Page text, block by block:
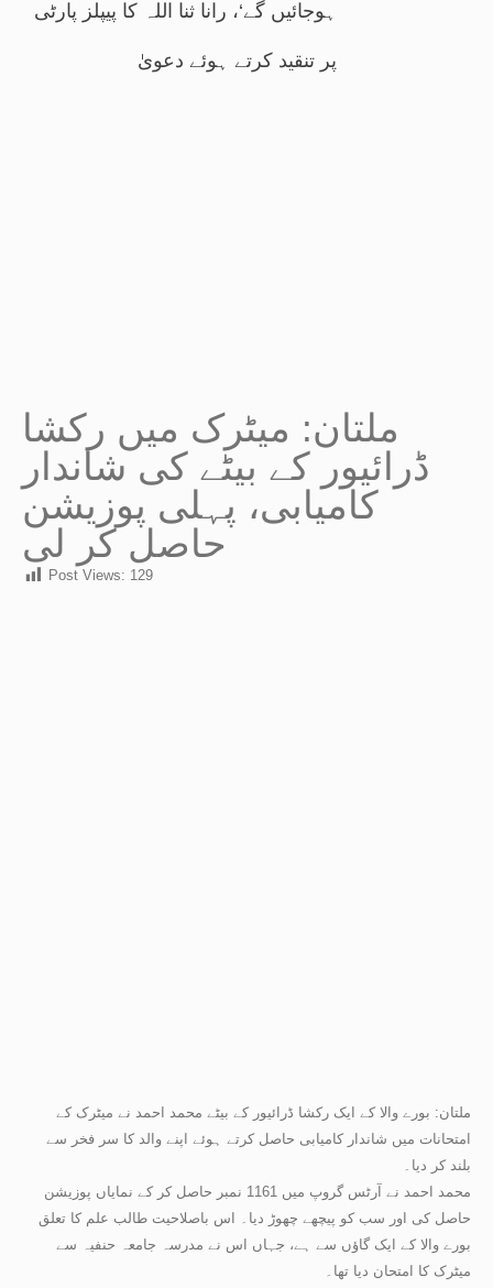
ہوجائیں گے‘، رانا ثنا اللہ کا پیپلز پارٹی
پر تنقید کرتے ہوئے دعویٰ
ملتان: میٹرک میں رکشا
ڈرائیور کے بیٹے کی شاندار
کامیابی، پہلی پوزیشن
حاصل کر لی
Post Views: 129
ملتان: بورے والا کے ایک رکشا ڈرائیور کے بیٹے محمد احمد نے میٹرک کے
امتحانات میں شاندار کامیابی حاصل کرتے ہوئے اپنے والد کا سر فخر سے
بلند کر دیا۔
محمد احمد نے آرٹس گروپ میں 1161 نمبر حاصل کر کے نمایاں پوزیشن
حاصل کی اور سب کو پیچھے چھوڑ دیا۔ اس باصلاحیت طالب علم کا تعلق
بورے والا کے ایک گاؤں سے ہے، جہاں اس نے مدرسہ جامعہ حنفیہ سے
میٹرک کا امتحان دیا تھا۔